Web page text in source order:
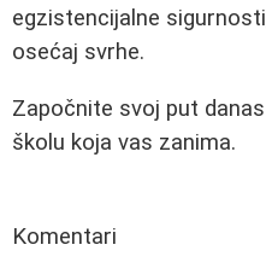
egzistencijalne
osećaj svrhe.
Započnite svoj put
školu koja vas zanima.
Komentari